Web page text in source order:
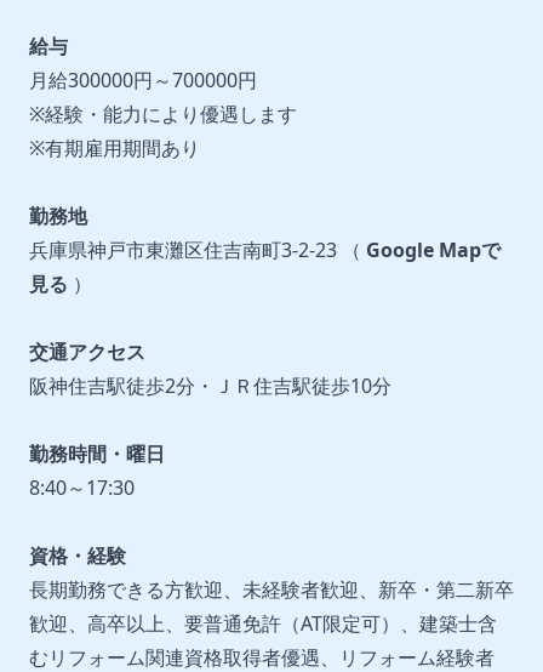
給与
月給300000円～700000円
※経験・能力により優遇します
※有期雇用期間あり
勤務地
兵庫県神戸市東灘区住吉南町3-2-23 （ Google Mapで
見る ）
交通アクセス
阪神住吉駅徒歩2分・ＪＲ住吉駅徒歩10分
勤務時間・曜日
8:40～17:30
資格・経験
長期勤務できる方歓迎、未経験者歓迎、新卒・第二新卒
歓迎、高卒以上、要普通免許（AT限定可）、建築士含
むリフォーム関連資格取得者優遇、リフォーム経験者